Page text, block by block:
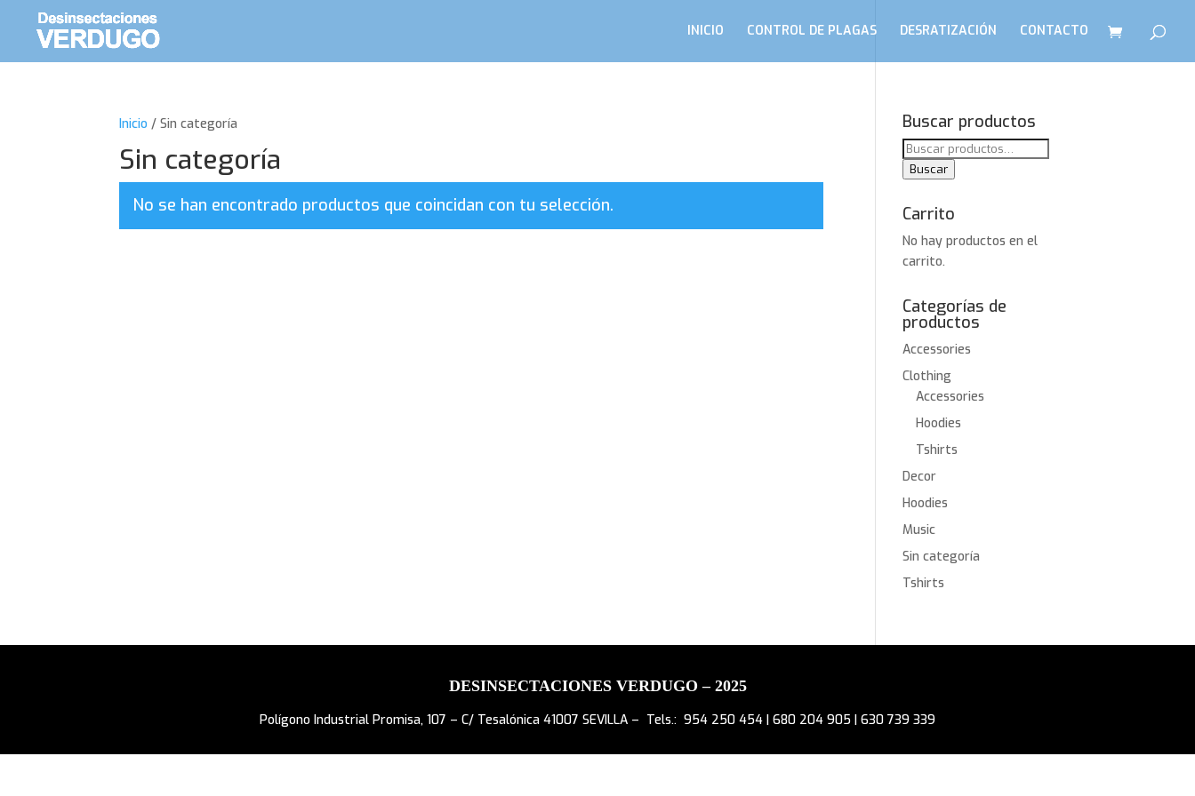
INICIO CONTROL DE PLAGAS DESRATIZACIÓN CONTACTO
Inicio / Sin categoría
Sin categoría
No se han encontrado productos que coincidan con tu selección.
Buscar productos
Buscar
por:
Buscar
Carrito
No hay productos en el
carrito.
Categorías de
productos
Accessories
Clothing
Accessories
Hoodies
Tshirts
Decor
Hoodies
Music
Sin categoría
Tshirts
DESINSECTACIONES VERDUGO – 2025
Polígono Industrial Promisa, 107 – C/ Tesalónica 41007 SEVILLA – Tels.: 954 250 454 | 680 204 905 | 630 739 339